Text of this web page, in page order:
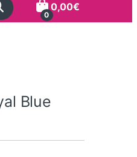
0
0,00€
Blue